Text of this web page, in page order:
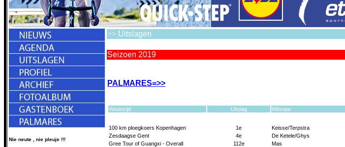
Nie neute , nie pleuje !!!
>> Uitslagen
Seizoen 2019
PALMARES=>>
Wedstrijd Uitslag Winnaar
100 km ploegkoers Kopenhagen 1e
Keisse/Terpstra
Zesdaagse Gent
4e
De Ketele/Ghys
Gree Tour of Guangxi - Overall
112e
Mas